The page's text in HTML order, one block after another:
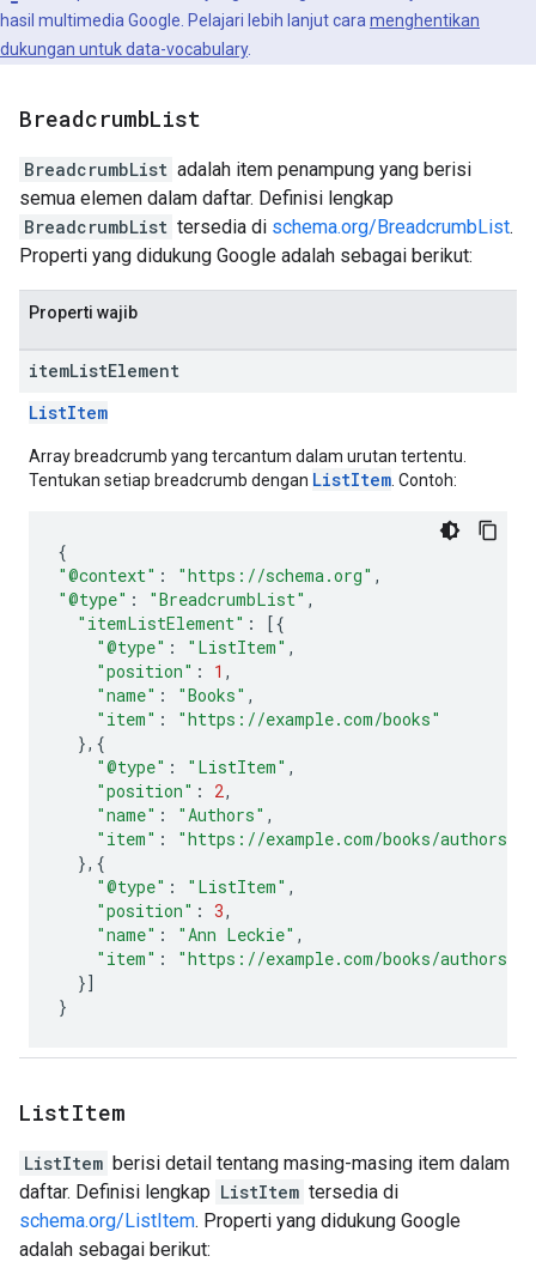
hasil multimedia Google. Pelajari lebih lanjut cara menghentikan
dukungan untuk data-vocabulary.
BreadcrumbList
BreadcrumbList adalah item penampung yang berisi
semua elemen dalam daftar. Definisi lengkap
BreadcrumbList tersedia di schema.org/BreadcrumbList.
Properti yang didukung Google adalah sebagai berikut:
Properti wajib
itemListElement
ListItem
Array breadcrumb yang tercantum dalam urutan tertentu.
Tentukan setiap breadcrumb dengan ListItem . Contoh:
{
"@context" : "https://schema.org" ,
"@type" : "BreadcrumbList" ,
"itemListElement" :
[{
"@type" : "ListItem" ,
"position" : 1 ,
"name" : "Books" ,
"item" :
"https://example.com/books"
},{
"@type" : "ListItem" ,
"position" : 2,
"name" : "Authors" ,
"item" :
"https://example.com/books/authors"
},{
"@type" : "ListItem" ,
"position" : 3,
"name" : "Ann Leckie" ,
"item" :
"https://example.com/books/authors/
}]
}
ListItem
ListItem berisi detail tentang masing-masing item dalam
daftar. Definisi lengkap ListItem tersedia di
schema.org/ListItem. Properti yang didukung Google
adalah sebagai berikut: